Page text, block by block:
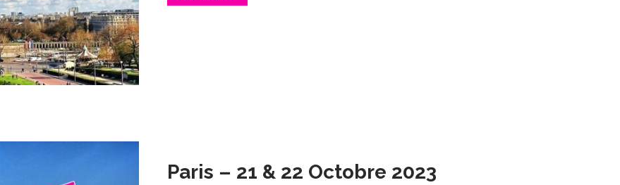
Paris – 21 & 22 Octobre 2023